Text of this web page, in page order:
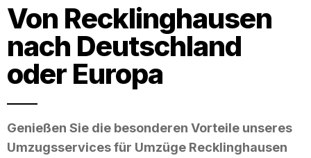
Von Recklinghausen
nach Deutschland
oder Europa
Genießen Sie die besonderen Vorteile unseres
Umzugsservices für Umzüge Recklinghausen